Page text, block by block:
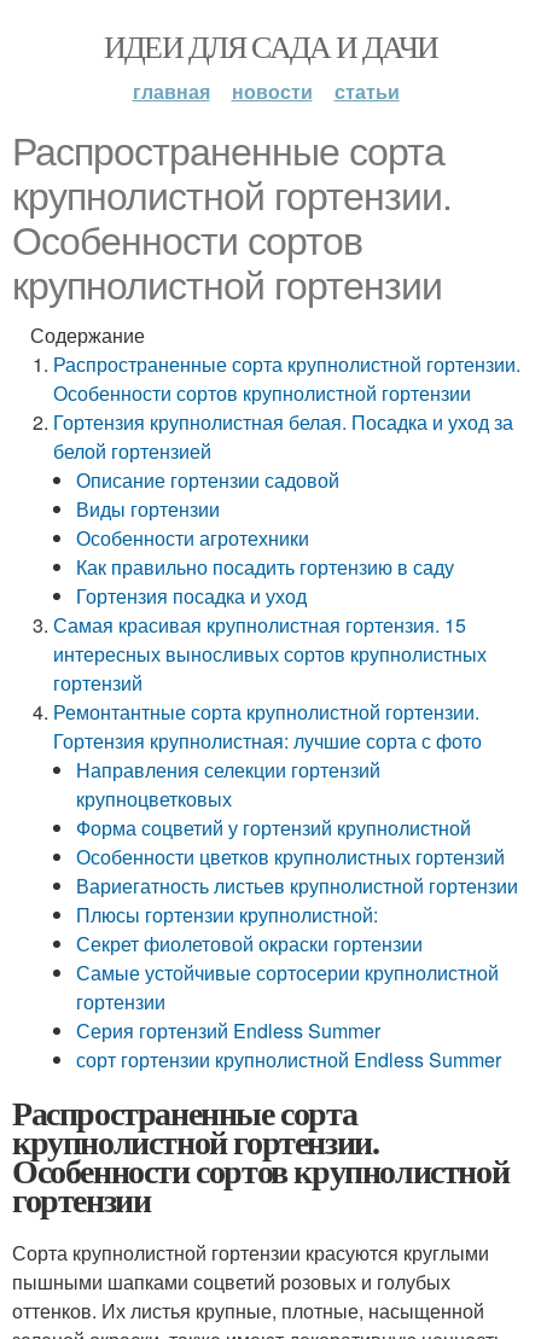
ИДЕИ ДЛЯ САДА И ДАЧИ
главная новости статьи
Распространенные сорта
крупнолистной гортензии.
Особенности сортов
крупнолистной гортензии
Содержание
Распространенные сорта крупнолистной гортензии.
Особенности сортов крупнолистной гортензии
Гортензия крупнолистная белая. Посадка и уход за
белой гортензией
Описание гортензии садовой
Виды гортензии
Особенности агротехники
Как правильно посадить гортензию в саду
Гортензия посадка и уход
Самая красивая крупнолистная гортензия. 15
интересных выносливых сортов крупнолистных
гортензий
Ремонтантные сорта крупнолистной гортензии.
Гортензия крупнолистная: лучшие сорта с фото
Направления селекции гортензий
крупноцветковых
Форма соцветий у гортензий крупнолистной
Особенности цветков крупнолистных гортензий
Вариегатность листьев крупнолистной гортензии
Плюсы гортензии крупнолистной:
Секрет фиолетовой окраски гортензии
Самые устойчивые сортосерии крупнолистной
гортензии
Серия гортензий Endless Summer
сорт гортензии крупнолистной Endless Summer
Распространенные сорта
крупнолистной гортензии.
Особенности сортов крупнолистной
гортензии
Сорта крупнолистной гортензии красуются круглыми
пышными шапками соцветий розовых и голубых
оттенков. Их листья крупные, плотные, насыщенной